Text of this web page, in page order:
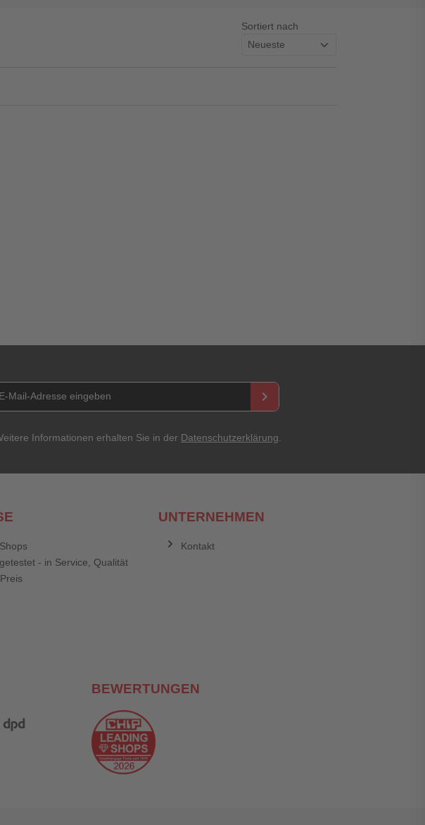
Sortiert nach
Bewertung abschicken
E-Mail Adresse keyboard_arrow_right
Informationen erhalten Sie in der Datenschutzerklärung
- in Service, Qualität
UNTERNEHMEN
Kontakt
BEWERTUNGEN